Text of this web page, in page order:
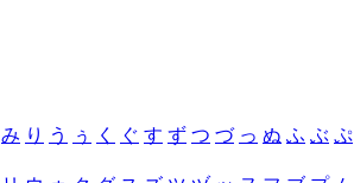
み り う ぅ く ぐ す ず つ づ っ ぬ ふ ぶ ぷ